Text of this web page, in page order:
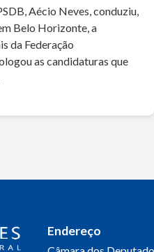
Aécio Neves, conduziu,
Belo Horizonte, a
da Federação
as candidaturas que
Endereço